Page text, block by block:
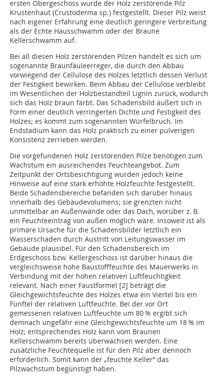
ersten Obergeschoss wurde der Holz zerstörende Pilz
Krustenhaut (Crustoderma sp.) festgestellt. Dieser Pilz weist
nach eigener Erfahrung eine deutlich geringere Verbreitung
als der Echte Hausschwamm oder der Braune
Kellerschwamm auf.
Bei all diesen Holz zerstörenden Pilzen handelt es sich um
sogenannte Braunfäuleerreger, die durch den Abbau
vorwiegend der Cellulose des Holzes letztlich dessen Verlust
der Festigkeit bewirken. Beim Abbau der Cellulose verbleibt
im Wesentlichen der Holzbestandteil Lignin zurück, wodurch
sich das Holz braun färbt. Das Schadensbild äußert sich in
Form einer deutlich verringerten Dichte und Festigkeit des
Holzes; es kommt zum sogenannten Würfelbruch. Im
Endstadium kann das Holz praktisch zu einer pulverigen
Konsistenz zerrieben werden.
Die vorgefundenen Holz zerstörenden Pilze benötigen zum
Wachstum ein ausreichendes Feuchteangebot. Zum
Zeitpunkt der Ortsbesichtigung wurden jedoch keine
Hinweise auf eine stark erhöhte Holzfeuchte festgestellt.
Beide Schadensbereiche befanden sich darüber hinaus
innerhalb des Gebäudevolumens; sie grenzten nicht
unmittelbar an Außenwände oder das Dach, worüber z. B.
ein Feuchteeintrag von außen möglich wäre. Insoweit ist als
primäre Ursache für die Schadensbilder letztlich ein
Wasserschaden durch Austritt von Leitungswasser im
Gebäude plausibel. Für den Schadensbereich im
Erdgeschoss bzw. Kellergeschoss ist darüber hinaus die
vergleichsweise hohe Baustofffeuchte des Mauerwerks in
Verbindung mit der hohen relativen Luftfeuchtigkeit
relevant. Nach einer Faustformel [2] beträgt die
Gleichgewichtsfeuchte des Holzes etwa ein Viertel bis ein
Fünftel der relativen Luftfeuchte. Bei der vor Ort
gemessenen relativen Luftfeuchte um 80 % ergibt sich
demnach ungefähr eine Gleichgewichtsfeuchte um 18 % im
Holz; entsprechendes Holz kann vom Braunen
Kellerschwamm bereits überwachsen werden. Eine
zusätzliche Feuchtequelle ist für den Pilz aber dennoch
erforderlich. Somit kann der „feuchte Keller“ das
Pilzwachstum begünstigt haben.